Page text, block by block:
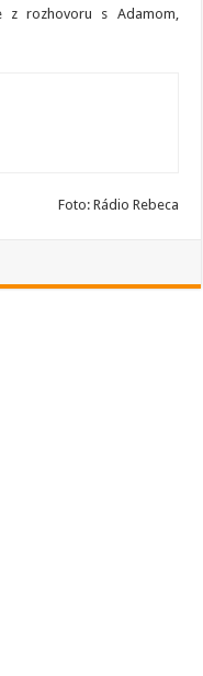
z rozhovoru s Adamom,
Foto: Rádio Rebeca